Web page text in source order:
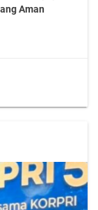
Aman